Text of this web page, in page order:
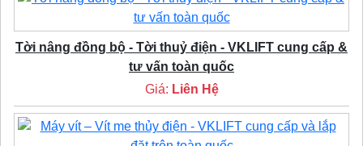
Tời nâng đồng bộ - Tời thuỷ điện - VKLIFT cung cấp &
tư vấn toàn quốc
Giá: Liên Hệ